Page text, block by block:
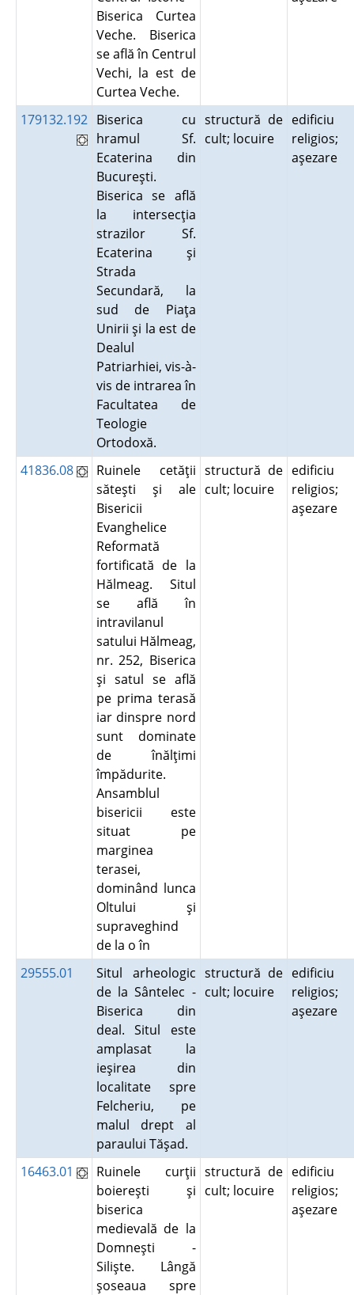
Biserica Curtea
Veche. Biserica
se află în Centrul
Vechi, la est de
Curtea Veche.
179132.192 Biserica cu
hramul Sf.
Ecaterina din
Bucureşti.
Biserica se află
la intersecţia
strazilor Sf.
Ecaterina şi
Strada
Secundară, la
sud de Piaţa
Unirii şi la est de
Dealul
Patriarhiei, vis-à-
vis de intrarea în
Facultatea de
Teologie
Ortodoxă.
structură de
cult; locuire
edificiu
religios;
aşezare
41836.08
Ruinele cetăţii
săteşti şi ale
Bisericii
Evanghelice
Reformată
fortificată de la
Hălmeag. Situl
se află în
intravilanul
satului Hălmeag,
nr. 252, Biserica
şi satul se află
pe prima terasă
iar dinspre nord
sunt dominate
de înălţimi
împădurite.
Ansamblul
bisericii este
situat pe
marginea
terasei,
dominând lunca
Oltului şi
supraveghind
de la o în
structură de
cult; locuire
edificiu
religios;
aşezare
29555.01
Situl arheologic
de la Sântelec -
Biserica din
deal. Situl este
amplasat la
ieşirea din
localitate spre
Felcheriu, pe
malul drept al
paraului Tăşad.
structură de
cult; locuire
edificiu
religios;
aşezare
16463.01
Ruinele curţii
boiereşti şi
biserica
medievală de la
Domneşti -
Silişte. Lângă
şoseaua spre
structură de
cult; locuire
edificiu
religios;
aşezare